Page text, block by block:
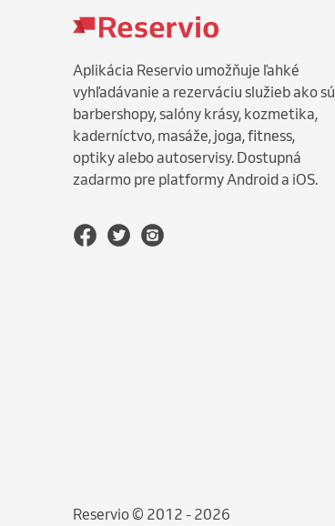
Aplikácia Reservio umožňuje ľahké
vyhľadávanie a rezerváciu služieb ako sú
barbershopy, salóny krásy, kozmetika,
kaderníctvo, masáže, joga, fitness,
optiky alebo autoservisy. Dostupná
zadarmo pre platformy Android a iOS.
Reservio © 2012 - 2026